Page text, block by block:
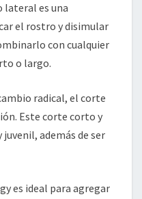
lateral es una
el rostro y disimular
con cualquier
o largo.
radical, el corte
Este corte corto y
además de ser
es ideal para agregar